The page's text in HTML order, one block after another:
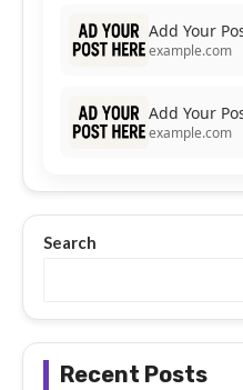
Add Your
example.com
Add Your
example.com
Search
Recent Posts